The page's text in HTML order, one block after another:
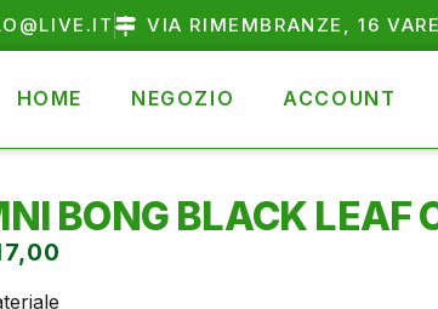
VIA RIMEMBRANZE, 16
HOME NEGOZIO ACCOUNT
BONG BLACK LEAF